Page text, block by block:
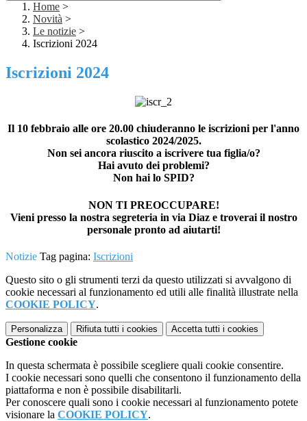
Home >
Novità >
Le notizie >
Iscrizioni 2024
Iscrizioni 2024
Il 10 febbraio alle ore 20.00 chiuderanno le iscrizioni per l'anno
scolastico 2024/2025.
Non sei ancora riuscito a iscrivere tua figlia/o?
Hai avuto dei problemi?
Non hai lo SPID?
NON TI PREOCCUPARE!
Vieni presso la nostra segreteria in via Diaz e troverai il nostro
personale pronto ad aiutarti!
Notizie Tag pagina: Iscrizioni
Questo sito o gli strumenti terzi da questo utilizzati si avvalgono di
cookie necessari al funzionamento ed utili alle finalità illustrate nella
COOKIE POLICY.
Personalizza Rifiuta tutti i cookies Accetta tutti i cookies
Gestione cookie
In questa schermata è possibile scegliere quali cookie consentire.
I cookie necessari sono quelli che consentono il funzionamento della
piattaforma e non è possibile disabilitarli.
Per conoscere quali sono i cookie necessari al funzionamento potete
visionare la COOKIE POLICY.